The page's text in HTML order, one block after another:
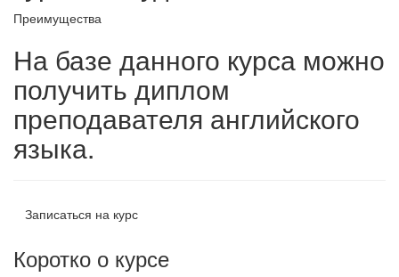
Преимущества
На базе данного курса можно
получить диплом
преподавателя английского
языка.
Записаться на курс
Коротко о курсе